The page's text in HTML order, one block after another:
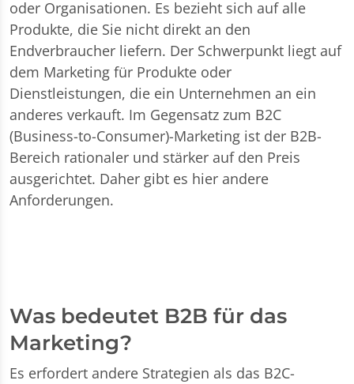
oder Organisationen. Es bezieht sich auf alle
Produkte, die Sie nicht direkt an den
Endverbraucher liefern. Der Schwerpunkt liegt auf
dem Marketing für Produkte oder
Dienstleistungen, die ein Unternehmen an ein
anderes verkauft. Im Gegensatz zum B2C
(Business-to-Consumer)-Marketing ist der B2B-
Bereich rationaler und stärker auf den Preis
ausgerichtet. Daher gibt es hier andere
Anforderungen.
Was bedeutet B2B für das
Marketing?
Es erfordert andere Strategien als das B2C-